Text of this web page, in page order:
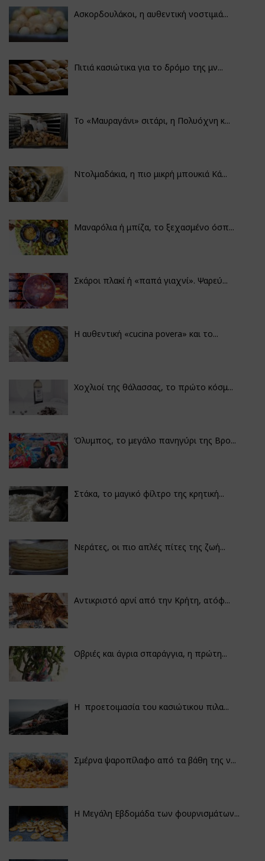
Ασκορδουλάκοι, η αυθεντική νοστιμιά...
Πιτιά κασιώτικα για το δρόμο της μν...
Το «Μαυραγάνι» σιτάρι, η Πολυόχνη κ...
Ντολμαδάκια, η πιο μικρή μπουκιά Κά...
Μαναρόλια ή μπίζα, το ξεχασμένο όσπ...
Σκάροι πλακί ή «παπά γιαχνί». Ψαρεύ...
Η αυθεντική «cucina povera» και το...
Χοχλιοί της θάλασσας, το πρώτο κόσμ...
Όλυμπος, το μεγάλο πανηγύρι της Βρο...
Στάκα, το μαγικό φίλτρο της κρητική...
Νεράτες, οι πιο απλές πίτες της ζωή...
Αντικριστό αρνί από την Κρήτη, ατόφ...
Οβριές και άγρια σπαράγγια, η πρώτη...
Η προετοιμασία του κασιώτικου πιλα...
Σμέρνα ψαροπίλαφο από τα βάθη της ν...
Η Μεγάλη Εβδομάδα των φουρνισμάτων...